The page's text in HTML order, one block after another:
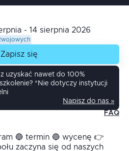
- 14 sierpnia 2026
Zapisz się
uzyskać nawet do 100%
*Nie dotyczy instytucji
Napisz do nas »
FAQ
🔵 termin 🔵 wycenę 👉
zaczyna się od naszych